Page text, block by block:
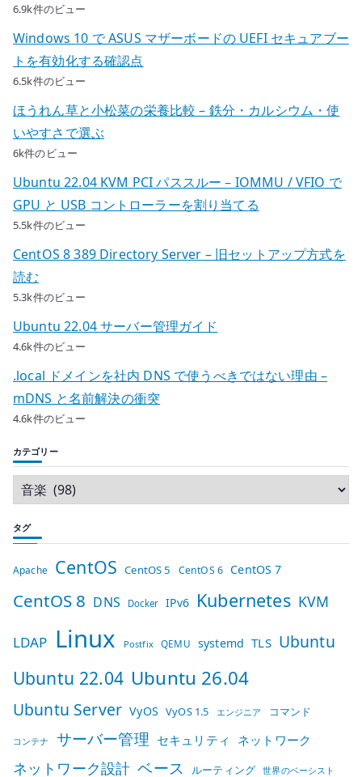
6.9k件のビュー
Windows 10 で ASUS マザーボードの UEFI セキュアブー
トを有効化する確認点
6.5k件のビュー
ほうれん草と小松菜の栄養比較 – 鉄分・カルシウム・使
いやすさで選ぶ
6k件のビュー
Ubuntu 22.04 KVM PCI パススルー – IOMMU / VFIO で
GPU と USB コントローラーを割り当てる
5.5k件のビュー
CentOS 8 389 Directory Server – 旧セットアップ方式を
読む
5.3k件のビュー
Ubuntu 22.04 サーバー管理ガイド
4.6k件のビュー
.local ドメインを社内 DNS で使うべきではない理由 –
mDNS と名前解決の衝突
4.6k件のビュー
カテゴリー
タグ
Apache CentOS CentOS 5 CentOS 6 CentOS 7
CentOS 8 DNS Docker IPv6 Kubernetes KVM
LDAP Linux Postfix QEMU systemd TLS Ubuntu
Ubuntu 22.04 Ubuntu 26.04
Ubuntu Server VyOS VyOS 1.5 エンジニア コマンド
コンテナ サーバー管理 セキュリティ ネットワーク
ネットワーク設計 ベース ルーティング 世界のベーシスト